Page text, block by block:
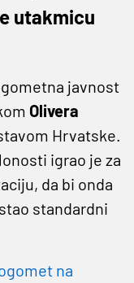
utakmicu
javnost
Olivera
Hrvatske.
igrao je za
da bi onda
standardni
na